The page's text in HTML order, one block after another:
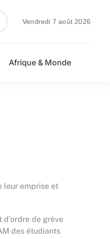
Vendredi 7 août 2026
Afrique & Monde
leur emprise et
de grève
des étudiants